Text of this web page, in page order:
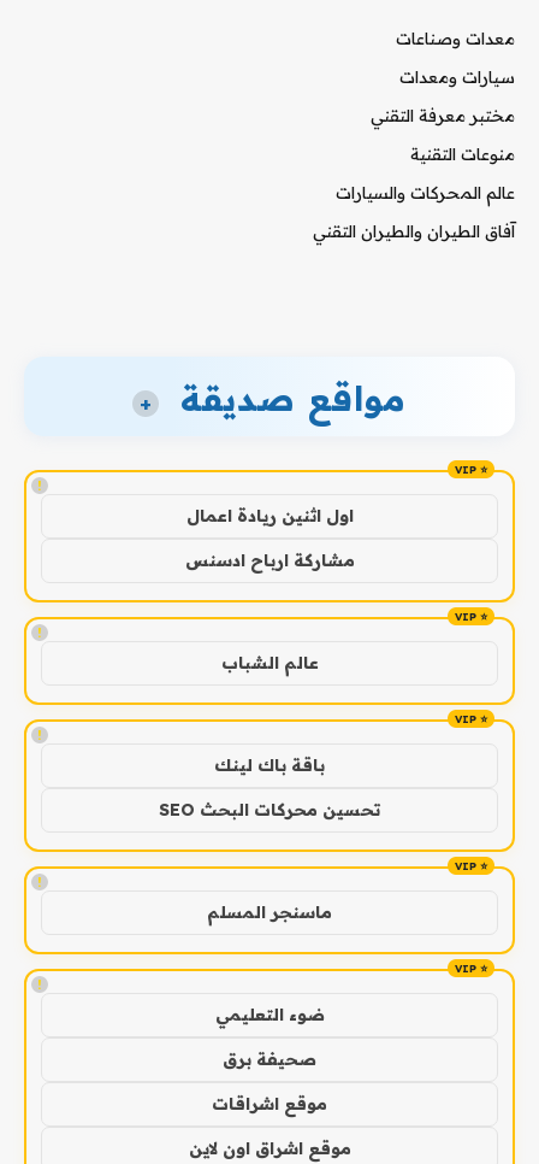
معدات وصناعات
سيارات ومعدات
مختبر معرفة التقني
منوعات التقنية
عالم المحركات والسيارات
آفاق الطيران والطيران التقني
مواقع صديقة +
!
اول اثنين ريادة اعمال
مشاركة ارباح ادسنس
!
عالم الشباب
!
باقة باك لينك
تحسين محركات البحث SEO
!
ماسنجر المسلم
!
ضوء التعليمي
صحيفة برق
موقع اشراقات
موقع اشراق اون لاين